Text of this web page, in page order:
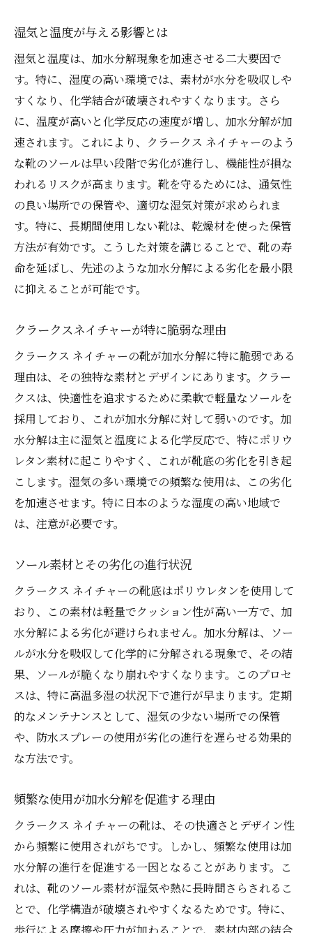
プロフェッショナルに頼るべき場面
メンテナンス用品の正しい管理方法
加水分解を防ぐための靴の保管方法と注意点
乾燥した環境の重要性について
シューキーパーの効果的な活用法
直射日光を避ける理由と方法
通気性のある保管袋の選び方
一定温度を保つことの利点
長期保管時の予防策
クラークスネイチャーを長持ちさせるための具
体的な手順
購入直後から始めるべき保護策
定期的な点検とその重要性
季節ごとのメンテナンス計画
靴のローテーションのすすめ
長持ちさせるための投資を考える
加水分解から靴を守るための防水スプレーの選
び方
防水スプレーの基本的な機能を知る
素材に適した防水スプレーの選定
スプレーの使用頻度と適切なタイミング
環境に優しい選択肢を探る
防水効果を最大化するためのテクニック
湿気対策！クラークスネイチャーの適切な乾燥
方法
自然乾燥が基本となる理由
新聞紙やシリカゲルの効果的な使い方
電気乾燥機を使用する際の注意点
乾燥時間の目安と確認方法
乾燥後のケアで加水分解を防ぐ
修理とメンテナンスで加水分解に打ち勝つスマ
ートな方法
早期発見が鍵！加水分解の初期兆候
修理とメンテナンスの連携が重要な理由
定期的なメンテナンス記録の付け方
修理業者を選ぶ際の基準
湿気と温度が与える影響とは
湿気と温度は、加水分解現象を加速させる二大要因で
す。特に、湿度の高い環境では、素材が水分を吸収しや
すくなり、化学結合が破壊されやすくなります。さら
に、温度が高いと化学反応の速度が増し、加水分解が加
速されます。これにより、クラークス ネイチャーのよう
な靴のソールは早い段階で劣化が進行し、機能性が損な
われるリスクが高まります。靴を守るためには、通気性
の良い場所での保管や、適切な湿気対策が求められま
す。特に、長期間使用しない靴は、乾燥材を使った保管
方法が有効です。こうした対策を講じることで、靴の寿
命を延ばし、先述のような加水分解による劣化を最小限
に抑えることが可能です。
クラークスネイチャーが特に脆弱な理由
クラークス ネイチャーの靴が加水分解に特に脆弱である
理由は、その独特な素材とデザインにあります。クラー
クスは、快適性を追求するために柔軟で軽量なソールを
採用しており、これが加水分解に対して弱いのです。加
水分解は主に湿気と温度による化学反応で、特にポリウ
レタン素材に起こりやすく、これが靴底の劣化を引き起
こします。湿気の多い環境での頻繁な使用は、この劣化
を加速させます。特に日本のような湿度の高い地域で
は、注意が必要です。
ソール素材とその劣化の進行状況
クラークス ネイチャーの靴底はポリウレタンを使用して
おり、この素材は軽量でクッション性が高い一方で、加
水分解による劣化が避けられません。加水分解は、ソー
ルが水分を吸収して化学的に分解される現象で、その結
果、ソールが脆くなり崩れやすくなります。このプロセ
スは、特に高温多湿の状況下で進行が早まります。定期
的なメンテナンスとして、湿気の少ない場所での保管
や、防水スプレーの使用が劣化の進行を遅らせる効果的
な方法です。
頻繁な使用が加水分解を促進する理由
クラークス ネイチャーの靴は、その快適さとデザイン性
から頻繁に使用されがちです。しかし、頻繁な使用は加
水分解の進行を促進する一因となることがあります。こ
れは、靴のソール素材が湿気や熱に長時間さらされるこ
とで、化学構造が破壊されやすくなるためです。特に、